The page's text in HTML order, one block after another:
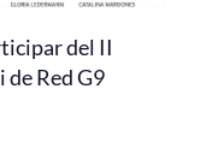
del II
Red G9